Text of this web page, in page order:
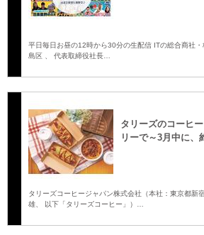
平日毎日お昼の12時から30分の生配信 ITの総合商社
島区 、 代表取締役社長…
タリーズのコーヒ
リーで～3月中に
タリーズコーヒージャパン株式会社（本社：東京都新
雄、 以下「タリーズコーヒー」）…